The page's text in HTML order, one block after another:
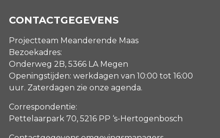
CONTACTGEGEVENS
Projectteam Meanderende Maas
Bezoekadres:
Onderweg 2B, 5366 LA Megen
Openingstijden: werkdagen van 10:00 tot 16:00
uur. Zaterdagen zie onze agenda.
Correspondentie:
Pettelaarpark 70, 5216 PP ‘s-Hertogenbosch